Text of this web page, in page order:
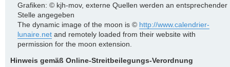
Grafiken: © kjh-mov, externe Quellen werden an entsprechender
Stelle angegeben
The dynamic image of the moon is © http://www.calendrier-
lunaire.net and remotely loaded from their website with
permission for the moon extension.
Hinweis gemäß Online-Streitbeilegungs-Verordnung